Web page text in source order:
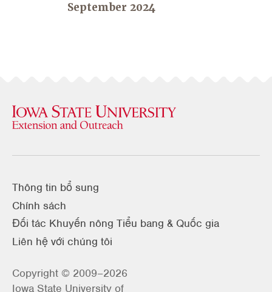
September 2024
Thông tin bổ sung
Chính sách
Đối tác Khuyến nông Tiểu bang & Quốc gia
Liên hệ với chúng tôi
Copyright © 2009–2026
Iowa State University of